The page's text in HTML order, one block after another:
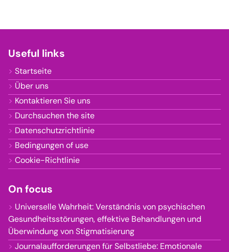
Useful links
Startseite
Über uns
Kontaktieren Sie uns
Durchsuchen the site
Datenschutzrichtlinie
Bedingungen of use
Cookie-Richtlinie
On focus
Universelle Wahrheit: Verständnis von psychischen
Gesundheitsstörungen, effektive Behandlungen und
Überwindung von Stigmatisierung
Journalaufforderungen für Selbstliebe: Emotionale